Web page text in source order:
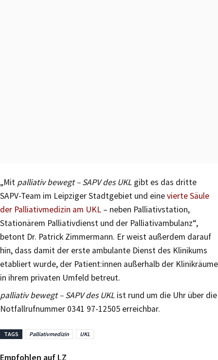
„Mit palliativ bewegt – SAPV des UKL gibt es das dritte
SAPV-Team im Leipziger Stadtgebiet und einevierte Säule
der Palliativmedizin am UKL – neben Palliativstation,
Stationärem Palliativdienst und der Palliativambulanz“,
betont Dr. Patrick Zimmermann. Er weist außerdem darauf
hin, dass damit der erste ambulante Dienst des Klinikums
etabliert wurde, der Patient:innen außerhalb der Klinikräume
in ihrem privaten Umfeld betreut.
palliativ bewegt – SAPV des UKL ist rund um die Uhr über die
Notfallrufnummer 0341 97-12505 erreichbar.
TAGS Palliativmedizin UKL
Empfohlen auf LZ